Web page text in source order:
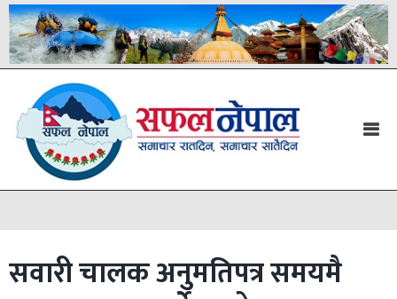
सवारी चालक अनुमतिपत्र समयमै